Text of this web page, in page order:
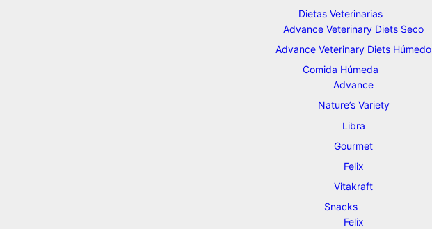
Dietas Veterinarias
Advance Veterinary Diets Seco
Advance Veterinary Diets Húmedo
Comida Húmeda
Advance
Nature’s Variety
Libra
Gourmet
Felix
Vitakraft
Snacks
Felix